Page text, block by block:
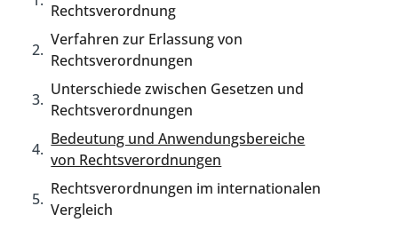
Rechtsverordnung
Verfahren zur Erlassung von
Rechtsverordnungen
Unterschiede zwischen Gesetzen und
Rechtsverordnungen
Bedeutung und Anwendungsbereiche
von Rechtsverordnungen
Rechtsverordnungen im internationalen
Vergleich